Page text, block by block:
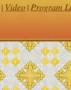
| Video | Program